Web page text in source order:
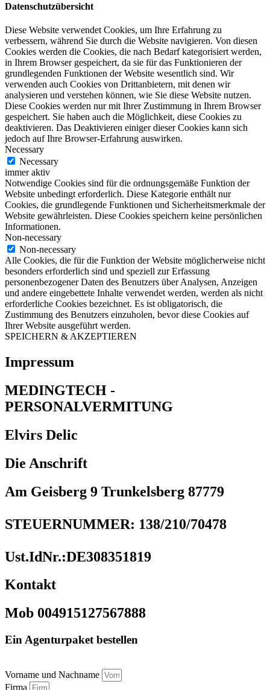
Datenschutzübersicht
Diese Website verwendet Cookies, um Ihre Erfahrung zu
verbessern, während Sie durch die Website navigieren. Von diesen
Cookies werden die Cookies, die nach Bedarf kategorisiert werden,
in Ihrem Browser gespeichert, da sie für das Funktionieren der
grundlegenden Funktionen der Website wesentlich sind. Wir
verwenden auch Cookies von Drittanbietern, mit denen wir
analysieren und verstehen können, wie Sie diese Website nutzen.
Diese Cookies werden nur mit Ihrer Zustimmung in Ihrem Browser
gespeichert. Sie haben auch die Möglichkeit, diese Cookies zu
deaktivieren. Das Deaktivieren einiger dieser Cookies kann sich
jedoch auf Ihre Browser-Erfahrung auswirken.
Necessary
Necessary
immer aktiv
Notwendige Cookies sind für die ordnungsgemäße Funktion der
Website unbedingt erforderlich. Diese Kategorie enthält nur
Cookies, die grundlegende Funktionen und Sicherheitsmerkmale der
Website gewährleisten. Diese Cookies speichern keine persönlichen
Informationen.
Non-necessary
Non-necessary
Alle Cookies, die für die Funktion der Website möglicherweise nicht
besonders erforderlich sind und speziell zur Erfassung
personenbezogener Daten des Benutzers über Analysen, Anzeigen
und andere eingebettete Inhalte verwendet werden, werden als nicht
erforderliche Cookies bezeichnet. Es ist obligatorisch, die
Zustimmung des Benutzers einzuholen, bevor diese Cookies auf
Ihrer Website ausgeführt werden.
SPEICHERN & AKZEPTIEREN
Impressum
MEDINGTECH -
PERSONALVERMITUNG
Elvirs Delic
Die Anschrift
Am Geisberg 9 Trunkelsberg 87779
STEUERNUMMER: 138/210/70478
Ust.IdNr.:DE308351819
Kontakt
Mob 004915127567888
Ein Agenturpaket bestellen
Vorname und Nachname
Firma